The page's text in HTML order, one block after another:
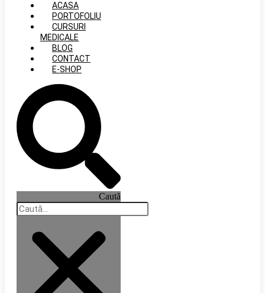
ACASA
PORTOFOLIU
CURSURI
MEDICALE
BLOG
CONTACT
E-SHOP
Caută